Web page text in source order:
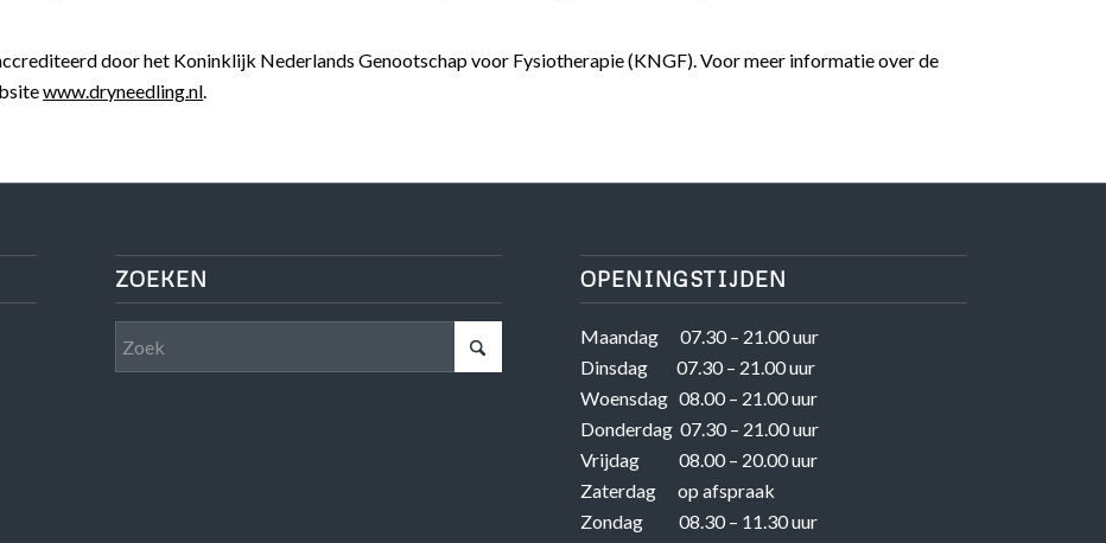
door het Koninklijk Nederlands Genootschap voor Fysiotherapie (KNGF). Voor meer informatie over de
www.dryneedling.nl.
ZOEKEN OPENINGSTIJDEN
Maandag 07.30 – 21.00 uur
Dinsdag 07.30 – 21.00 uur
Woensdag 08.00 – 21.00 uur
Donderdag 07.30 – 21.00 uur
Vrijdag 08.00 – 20.00 uur
Zaterdag op afspraak
Zondag 08.30 – 11.30 uur